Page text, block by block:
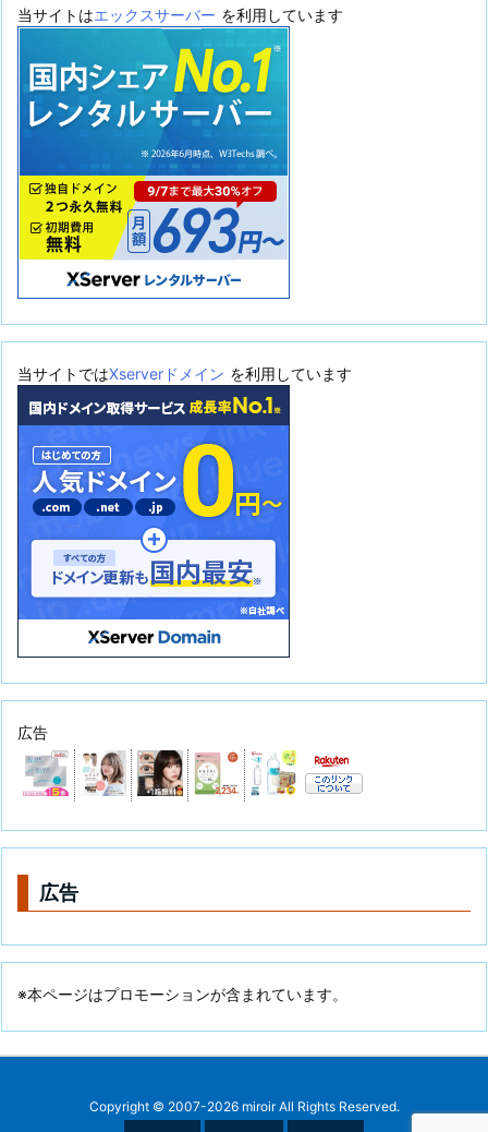
当サイトはエックスサーバー を利用しています
当サイトではXserverドメイン を利用しています
広告
広告
※本ページはプロモーションが含まれています。
Copyright © 2007-2026 miroirAll Rights Reserved.